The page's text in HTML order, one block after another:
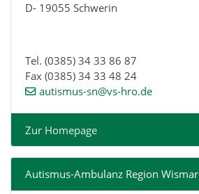
D- 19055 Schwerin
Tel. (0385) 34 33 86 87
Fax (0385) 34 33 48 24
autismus-sn@vs-hro.de
Zur Homepage
Autismus-Ambulanz Region Wismar